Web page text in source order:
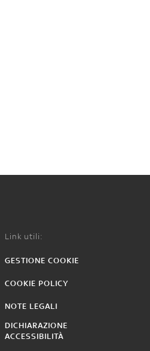
Link utili:
GESTIONE COOKIE
COOKIE POLICY
NOTE LEGALI
DICHIARAZIONE
ACCESSIBILITÀ